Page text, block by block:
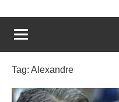
Tag: Alexandre